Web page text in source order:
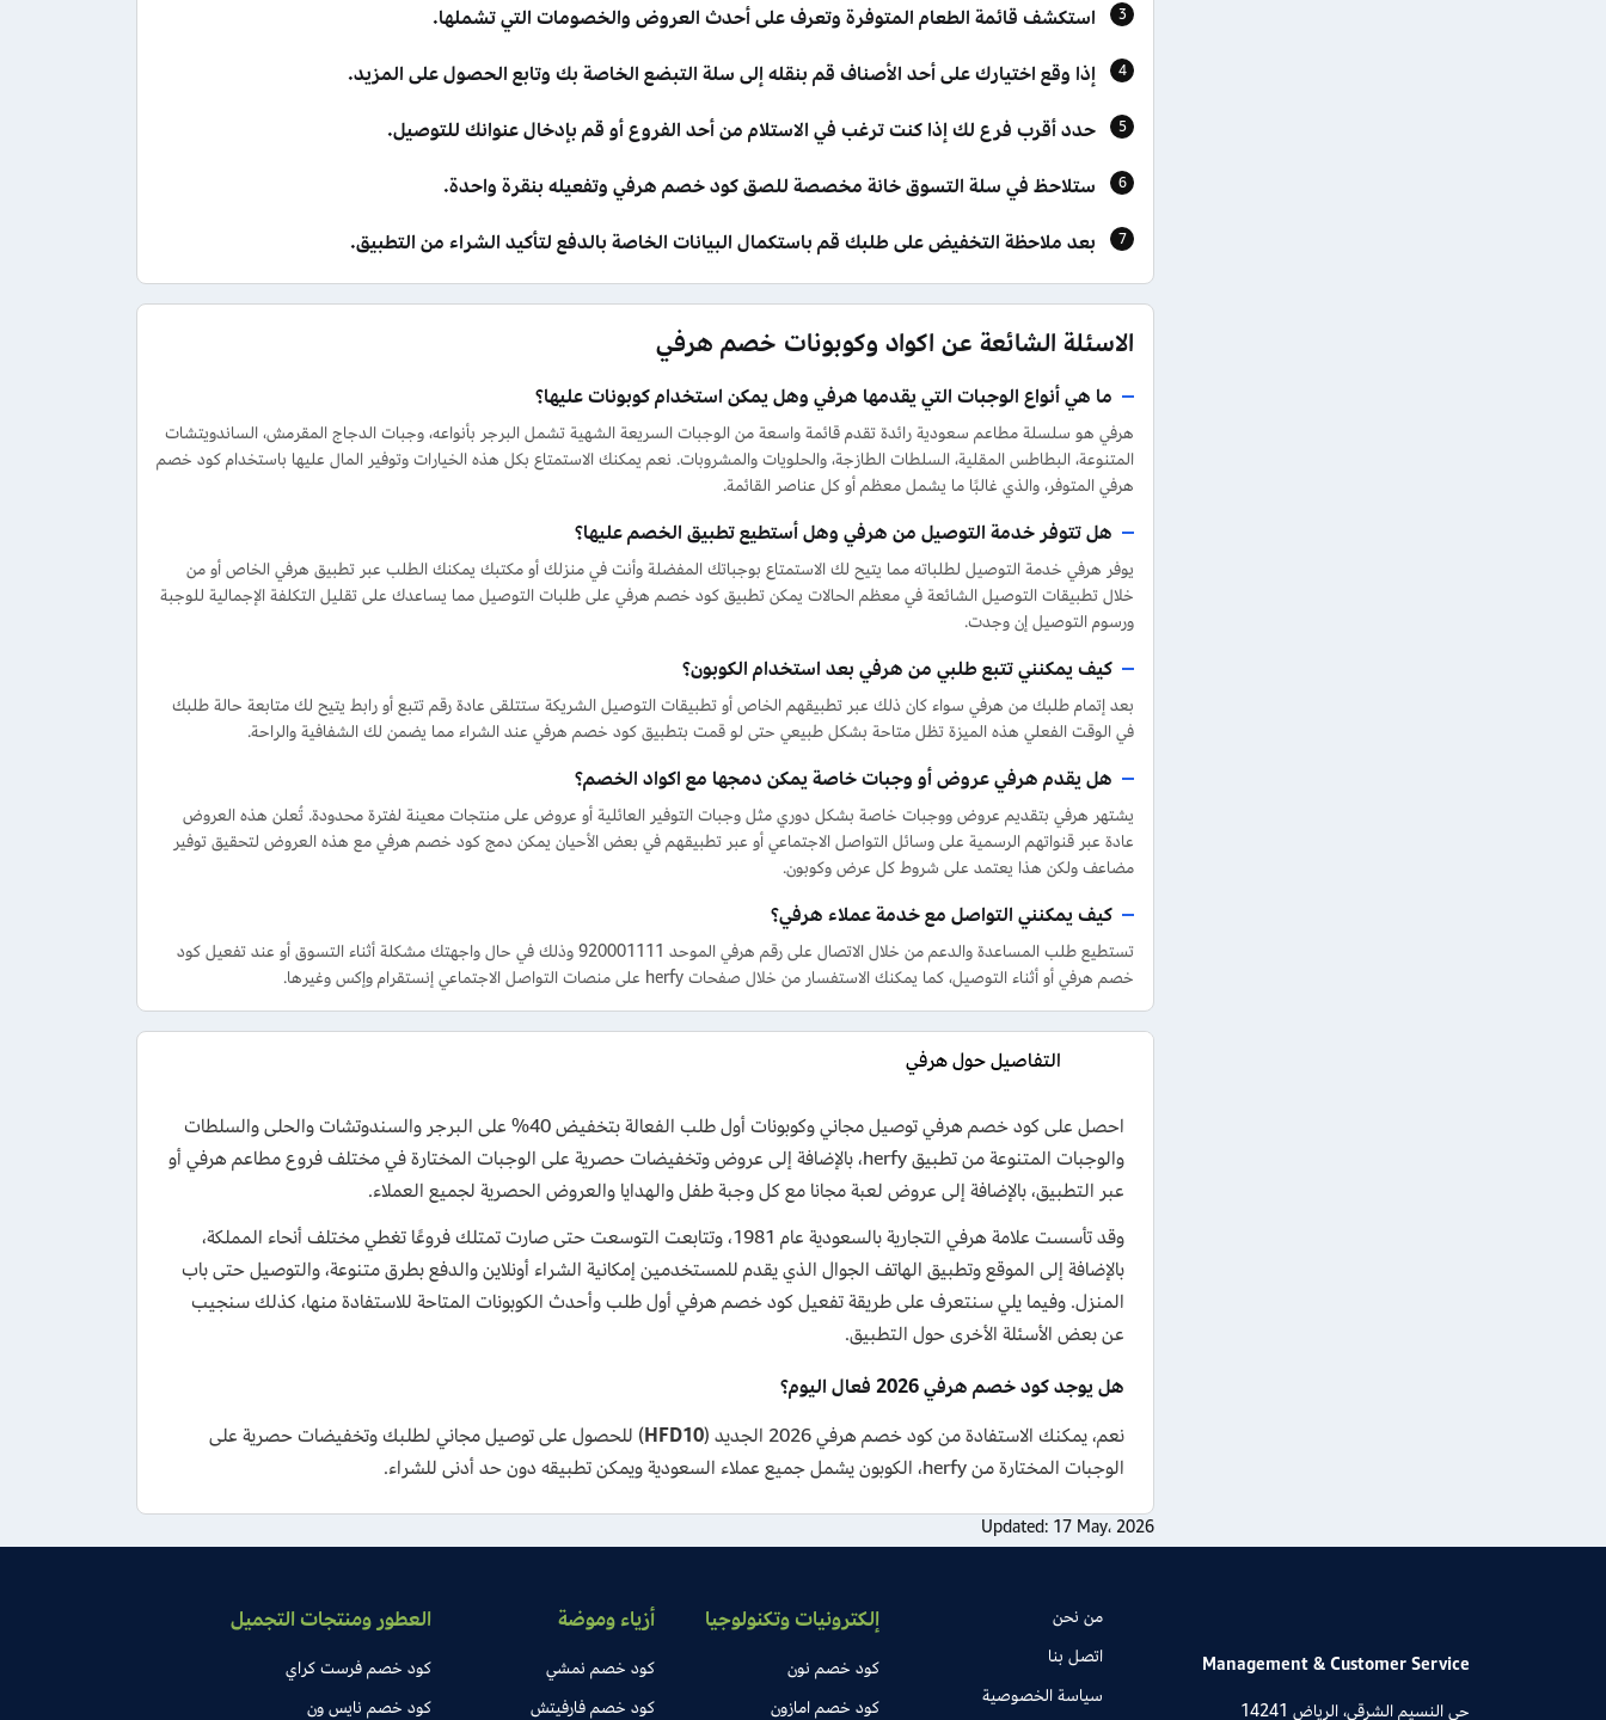
استكشف قائمة الطعام المتوفرة وتعرف على أحدث العروض والخصومات التي تشملها.
إذا وقع اختيارك على أحد الأصناف قم بنقله إلى سلة التبضع الخاصة بك وتابع الحصول على المزيد.
حدد أقرب فرع لك إذا كنت ترغب في الاستلام من أحد الفروع أو قم بإدخال عنوانك للتوصيل.
ستلاحظ في سلة التسوق خانة مخصصة للصق كود خصم هرفي وتفعيله بنقرة واحدة.
بعد ملاحظة التخفيض على طلبك قم باستكمال البيانات الخاصة بالدفع لتأكيد الشراء من التطبيق.
الاسئلة الشائعة عن اكواد وكوبونات خصم هرفي
ما هي أنواع الوجبات التي يقدمها هرفي وهل يمكن استخدام كوبونات عليها؟
هرفي هو سلسلة مطاعم سعودية رائدة تقدم قائمة واسعة من الوجبات السريعة الشهية تشمل البرجر بأنواعه، وجبات الدجاج المقرمش، الساندويتشات
المتنوعة، البطاطس المقلية، السلطات الطازجة، والحلويات والمشروبات. نعم يمكنك الاستمتاع بكل هذه الخيارات وتوفير المال عليها باستخدام كود خصم
هرفي المتوفر، والذي غالبًا ما يشمل معظم أو كل عناصر القائمة.
هل تتوفر خدمة التوصيل من هرفي وهل أستطيع تطبيق الخصم عليها؟
يوفر هرفي خدمة التوصيل لطلباته مما يتيح لك الاستمتاع بوجباتك المفضلة وأنت في منزلك أو مكتبك يمكنك الطلب عبر تطبيق هرفي الخاص أو من
خلال تطبيقات التوصيل الشائعة في معظم الحالات يمكن تطبيق كود خصم هرفي على طلبات التوصيل مما يساعدك على تقليل التكلفة الإجمالية للوجبة
ورسوم التوصيل إن وجدت.
كيف يمكنني تتبع طلبي من هرفي بعد استخدام الكوبون؟
بعد إتمام طلبك من هرفي سواء كان ذلك عبر تطبيقهم الخاص أو تطبيقات التوصيل الشريكة ستتلقى عادة رقم تتبع أو رابط يتيح لك متابعة حالة طلبك
في الوقت الفعلي هذه الميزة تظل متاحة بشكل طبيعي حتى لو قمت بتطبيق كود خصم هرفي عند الشراء مما يضمن لك الشفافية والراحة.
هل يقدم هرفي عروض أو وجبات خاصة يمكن دمجها مع اكواد الخصم؟
يشتهر هرفي بتقديم عروض ووجبات خاصة بشكل دوري مثل وجبات التوفير العائلية أو عروض على منتجات معينة لفترة محدودة. تُعلن هذه العروض
عادة عبر قنواتهم الرسمية على وسائل التواصل الاجتماعي أو عبر تطبيقهم في بعض الأحيان يمكن دمج كود خصم هرفي مع هذه العروض لتحقيق توفير
مضاعف ولكن هذا يعتمد على شروط كل عرض وكوبون.
كيف يمكنني التواصل مع خدمة عملاء هرفي؟
تستطيع طلب المساعدة والدعم من خلال الاتصال على رقم هرفي الموحد 920001111 وذلك في حال واجهتك مشكلة أثناء التسوق أو عند تفعيل كود
خصم هرفي أو أثناء التوصيل، كما يمكنك الاستفسار من خلال صفحات herfy على منصات التواصل الاجتماعي إنستقرام وإكس وغيرها.
التفاصيل حول هرفي
احصل على كود خصم هرفي توصيل مجاني وكوبونات أول طلب الفعالة بتخفيض 40% على البرجر والسندوتشات والحلى والسلطات
والوجبات المتنوعة من تطبيق herfy، بالإضافة إلى عروض وتخفيضات حصرية على الوجبات المختارة في مختلف فروع مطاعم هرفي أو
عبر التطبيق، بالإضافة إلى عروض لعبة مجانا مع كل وجبة طفل والهدايا والعروض الحصرية لجميع العملاء.
وقد تأسست علامة هرفي التجارية بالسعودية عام 1981، وتتابعت التوسعت حتى صارت تمتلك فروعًا تغطي مختلف أنحاء المملكة،
بالإضافة إلى الموقع وتطبيق الهاتف الجوال الذي يقدم للمستخدمين إمكانية الشراء أونلاين والدفع بطرق متنوعة، والتوصيل حتى باب
المنزل. وفيما يلي سنتعرف على طريقة تفعيل كود خصم هرفي أول طلب وأحدث الكوبونات المتاحة للاستفادة منها، كذلك سنجيب
عن بعض الأسئلة الأخرى حول التطبيق.
هل يوجد كود خصم هرفي 2026 فعال اليوم؟
نعم، يمكنك الاستفادة من كود خصم هرفي 2026 الجديد ( HFD10) للحصول على توصيل مجاني لطلبك وتخفيضات حصرية على
الوجبات المختارة من herfy، الكوبون يشمل جميع عملاء السعودية ويمكن تطبيقه دون حد أدنى للشراء.
Updated: 17 May، 2026
Management & Customer Service
حي النسيم الشرقي، الرياض 14241
من نحن
اتصل بنا
سياسة الخصوصية
إلكترونيات وتكنولوجيا
كود خصم نون
كود خصم امازون
أزياء وموضة
كود خصم نمشي
كود خصم فارفيتش
العطور ومنتجات التجميل
كود خصم فرست كراي
كود خصم نايس ون